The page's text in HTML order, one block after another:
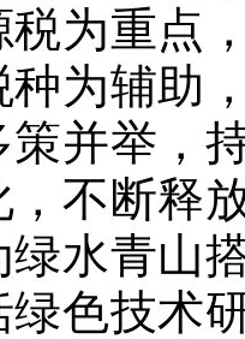
为重点
为辅助
并举，
，不断释
绿水青山
绿色技术